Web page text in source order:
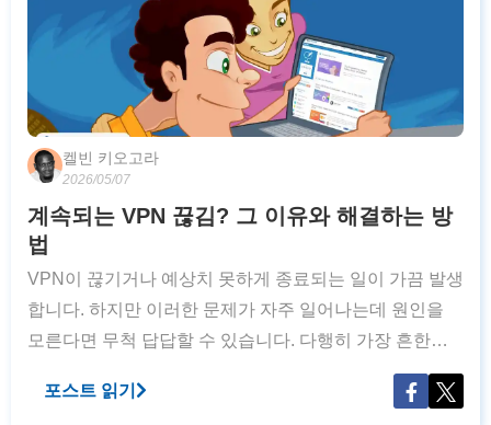
켈빈 키오고라
2026/05/07
계속되는 VPN 끊김? 그 이유와 해결하는 방
법
VPN이 끊기거나 예상치 못하게 종료되는 일이 가끔 발생
합니다. 하지만 이러한 문제가 자주 일어나는데 원인을
모른다면 무척 답답할 수 있습니다. 다행히 가장 흔한
VPN 연결 문제들에 대한 쉬운 해결 방법이 있습니다.
VPN 연결이 자주 끊어지는 흔한 이유와 이를 해결하는
포스트 읽기